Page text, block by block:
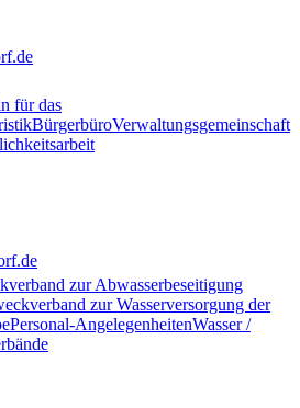
für das
BürgerbüroVerwaltungsgemeinschaft
zur Abwasserbeseitigung
zur Wasserversorgung der
Personal-AngelegenheitenWasser /